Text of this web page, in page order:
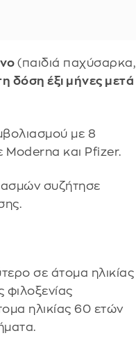
(παιδιά παχύσαρκα,
δόση έξι μήνες μετά
με 8
Moderna και Pfizer.
συζήτησε
σε άτομα ηλικίας
ηλικίας 60 ετών